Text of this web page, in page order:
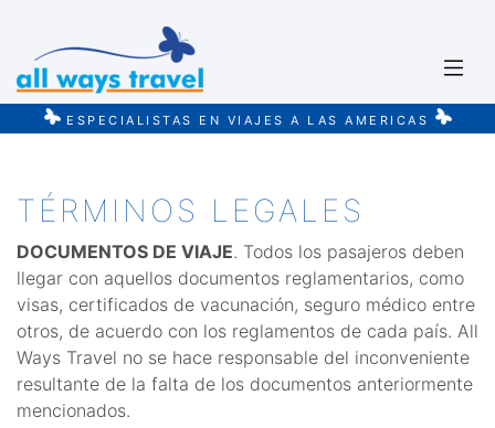
ESPECIALISTAS EN VIAJES A LAS AMERICAS
TÉRMINOS LEGALES
DOCUMENTOS DE VIAJE. Todos los pasajeros deben
llegar con aquellos documentos reglamentarios, como
visas, certificados de vacunación, seguro médico entre
otros, de acuerdo con los reglamentos de cada país. All
Ways Travel no se hace responsable del inconveniente
resultante de la falta de los documentos anteriormente
mencionados.